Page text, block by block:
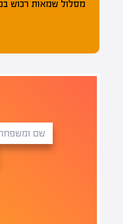
מסלול שמאות רכוש